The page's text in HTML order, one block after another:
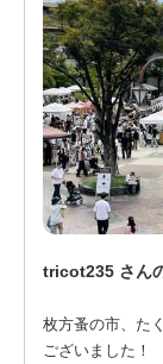
tricot235 さん
枚方蚤の市、た
ございました！